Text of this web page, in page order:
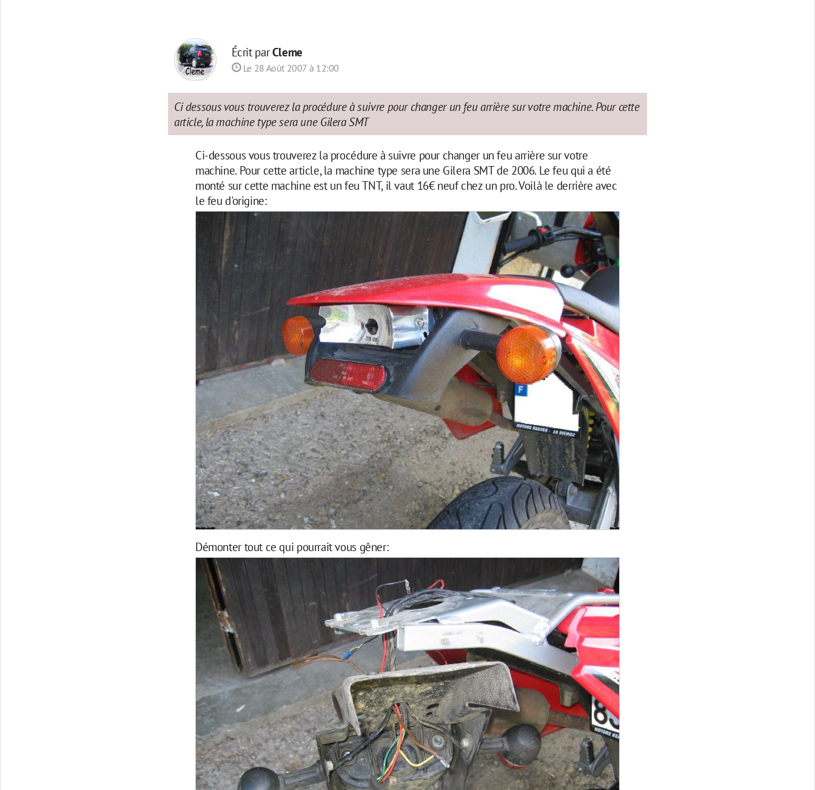
Écrit parCleme
Le 28 Août 2007 à 12:00
Ci dessous vous trouverez la procédure à suivre pour changer un feu arrière sur votre machine. Pour cette
article, la machine type sera une Gilera SMT
Ci-dessous vous trouverez la procédure à suivre pour changer un feu arrière sur votre
machine. Pour cette article, la machine type sera une Gilera SMT de 2006. Le feu qui a été
monté sur cette machine est un feu TNT, il vaut 16€ neuf chez un pro. Voilà le derrière avec
le feu d'origine:
Démonter tout ce qui pourrait vous gêner: